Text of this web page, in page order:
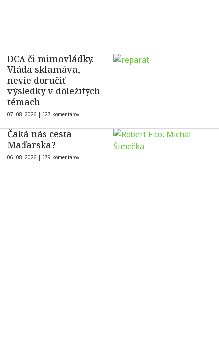
DCA či mimovládky.
Vláda sklamáva,
nevie doručiť
výsledky v dôležitých
témach
07. 08. 2026 | 327 komentárov
Čaká nás cesta
Maďarska?
06. 08. 2026 | 279 komentárov